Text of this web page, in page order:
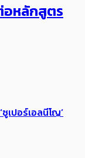
อหลักสูตร
เปอร์เอลนีโญ’